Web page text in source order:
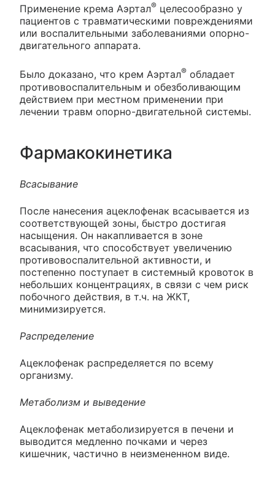
Применение крема Аэртал® целесообразно у
пациентов с травматическими повреждениями
или воспалительными заболеваниями опорно-
двигательного аппарата.
Было доказано, что крем Аэртал® обладает
противовоспалительным и обезболивающим
действием при местном применении при
лечении травм опорно-двигательной системы.
Фармакокинетика
Всасывание
После нанесения ацеклофенак всасывается из
соответствующей зоны, быстро достигая
насыщения. Он накапливается в зоне
всасывания, что способствует увеличению
противовоспалительной активности, и
постепенно поступает в системный кровоток в
небольших концентрациях, в связи с чем риск
побочного действия, в т.ч. на ЖКТ,
минимизируется.
Распределение
Ацеклофенак распределяется по всему
организму.
Метаболизм и выведение
Ацеклофенак метаболизируется в печени и
выводится медленно почками и через
кишечник, частично в неизмененном виде.